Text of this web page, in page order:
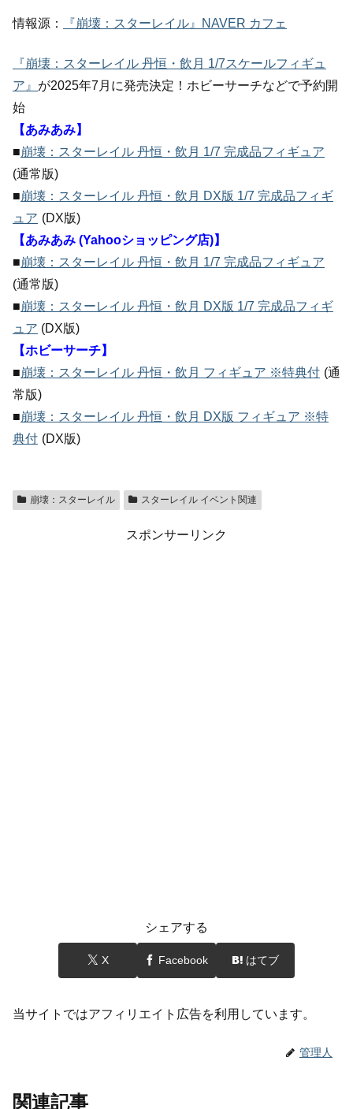
情報源： 『崩壊：スターレイル』NAVER カフェ
『崩壊：スターレイル 丹恒・飲月 1/7スケールフィギュ
ア』 が2025年7月に発売決定！ホビーサーチなどで予約開
始
【あみあみ】
■崩壊：スターレイル 丹恒・飲月 1/7 完成品フィギュア
(通常版)
■崩壊：スターレイル 丹恒・飲月 DX版 1/7 完成品フィギ
ュア (DX版)
【あみあみ (Yahooショッピング店)】
■崩壊：スターレイル 丹恒・飲月 1/7 完成品フィギュア
(通常版)
■崩壊：スターレイル 丹恒・飲月 DX版 1/7 完成品フィギ
ュア (DX版)
【ホビーサーチ】
■崩壊：スターレイル 丹恒・飲月 フィギュア ※特典付 (通
常版)
■崩壊：スターレイル 丹恒・飲月 DX版 フィギュア ※特
典付 (DX版)
崩壊：スターレイル スターレイル イベント関連
スポンサーリンク
シェアする
X Facebook はてブ
当サイトではアフィリエイト広告を利用しています。
管理人
関連記事